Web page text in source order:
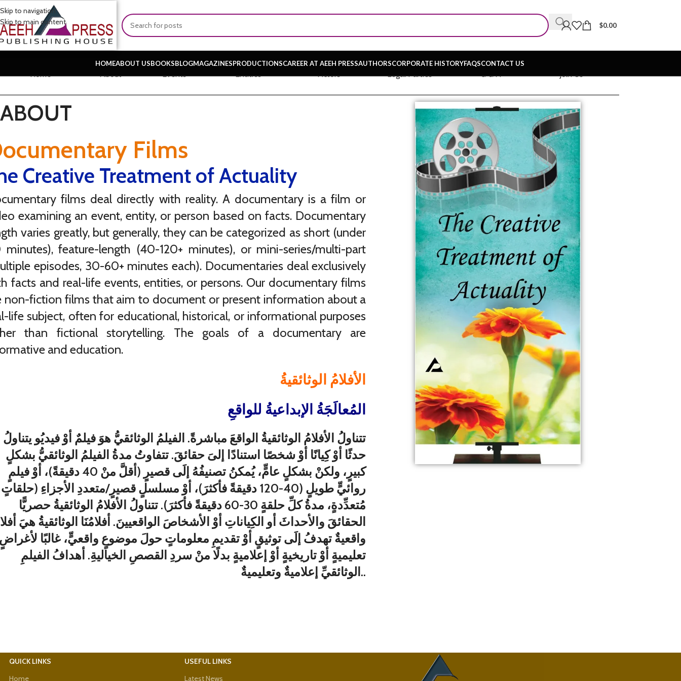
Skip to navigation
Skip to main content
$0.00
HOMEABOUT USBOOKSBLOGMAGAZINESPRODUCTIONSCAREER AT AEEH PRESSAUTHORSCORPORATE HISTORYFAQSCONTACT US
Home About Events Entities Actors Legal Parties Q & A Join Us
ABOUT
Films
Creative Treatment of Actuality
films deal directly with reality. A documentary is a film or
examining an event, entity, or person based on facts. Documentary
varies greatly, but generally, they can be categorized as short (under
feature-length (40-120+ minutes), or mini-series/multi-part
episodes, 30-60+ minutes each). Documentaries deal exclusively
facts and real-life events, entities, or persons. Our documentary films
non-fiction films that aim to document or present information about a
life subject, often for educational, historical, or informational purposes
than fictional storytelling. The goals of a documentary are
and education.
الأفلامُ الوثائقيةُ
المُعالَجَةُ الإبداعيةُ للواقعِ
تتناولُ الأفلامُ الوثائقيةُ الواقعَ مباشرةً. الفيلمُ الوثائقيُّ هوَ فيلمٌ أوْ فيديُو يتناولُ
حدثًا أوْ كِيانًا أوْ شخصًا استنادًا إلىَ حقائقَ. تتفاوتُ مدةُ الفيلمُ الوثائقيُّ بشكلٍ
كبيرٍ، ولكنْ بشكلٍ عامٍّ، يُمكنُ تصنيفُهُ إلَى قصيرٍ (أقلَّ منْ 40 دقيقةً)، أوْ فيلمٍ
روائيٍّ طويلٍ (40-120 دقيقةً فأكثرَ)، أوْ مسلسلٍ قصيرٍ/متعددِ الأجزاءِ (حلقاتٍ
مُتعدِّدةٍ، مدةُ كلِّ حلقةٍ 30-60 دقيقةً فأكثرَ). تتناولُ الأفلامُ الوثائقيةُ حصريًّا
الحقائقَ والأحداثَ أو الكِياناتِ أوْ الأشخاصَ الواقعيينَ. أفلامُنَا الوثائقيةُ هيَ
واقعيةٌ تهدفُ إلَى توثيقٍ أوْ تقديمِ معلوماتٍ حولَ موضوعٍ واقعيٍّ، غالبًا
تعليميةٍ أوْ تاريخيةٍ أوْ إعلاميةٍ بدلًا منْ سردِ القصصِ الخياليةِ. أهدافُ الفيلمِ
الوثائقيِّ إعلاميةٌ وتعليميةٌ..
QUICK LINKS
Home
USEFUL LINKS
Latest News